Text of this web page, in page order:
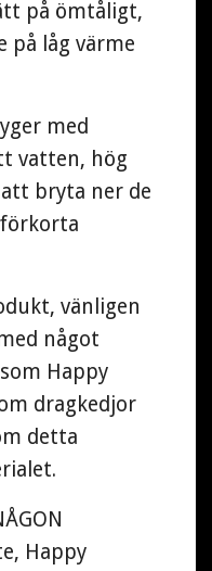
på ömtåligt,
på låg värme
med
vatten, hög
bryta ner de
vänligen
något
Happy
dragkedjor
detta
Happy